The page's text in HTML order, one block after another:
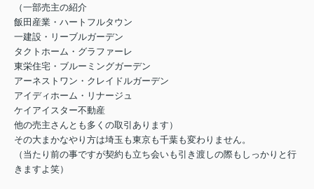
（一部売主の紹介
飯田産業・ハートフルタウン
一建設・リーブルガーデン
タクトホーム・グラファーレ
東栄住宅・ブルーミングガーデン
アーネストワン・クレイドルガーデン
アイディホーム・リナージュ
ケイアイスター不動産
他の売主さんとも多くの取引あります）
その大まかなやり方は埼玉も東京も千葉も変わりません。
（当たり前の事ですが契約も立ち会いも引き渡しの際もしっかりと行
きますよ笑）